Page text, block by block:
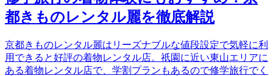
都きものレンタル麗を徹底解説
京都きものレンタル麗はリーズナブルな値段設定で気軽に利
用できると好評の着物レンタル店。祇園に近い東山エリアに
ある着物レンタル店で、学割プランもあるので修学旅行でく